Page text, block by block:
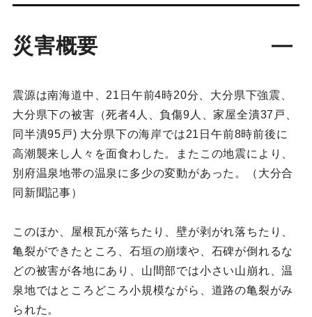
災害概要
震源は南海道中、21日午前4時20分、大分県下強震、
大分県下の被害（死者4人、負傷9人、家屋全潰37戸、
同半潰95戸) 大分県下の海岸では21日午前8時前後に
高潮襲来し人々を面食わした。またこの地震により、
別府温泉地帯の温泉に多少の変動があった。（大分合
同新聞記事）
このほか、屋根瓦が落ちたり、壁が剥がれ落ちたり、
亀裂ができたところ、石垣の崩壊や、石碑が倒れるな
どの被害が各地にあり、山間部では小さい山崩れ、温
泉地ではところどころ小規模ながら、道路の亀裂がみ
られた。